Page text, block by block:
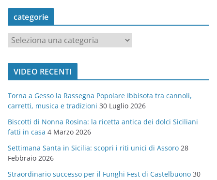
categorie
t
o
r
i
e
VIDEO RECENTI
Torna a Gesso la Rassegna Popolare Ibbisota tra cannoli,
carretti, musica e tradizioni 30 Luglio 2026
Biscotti di Nonna Rosina: la ricetta antica dei dolci Siciliani
fatti in casa 4 Marzo 2026
Settimana Santa in Sicilia: scopri i riti unici di Assoro 28
Febbraio 2026
Straordinario successo per il Funghi Fest di Castelbuono 30